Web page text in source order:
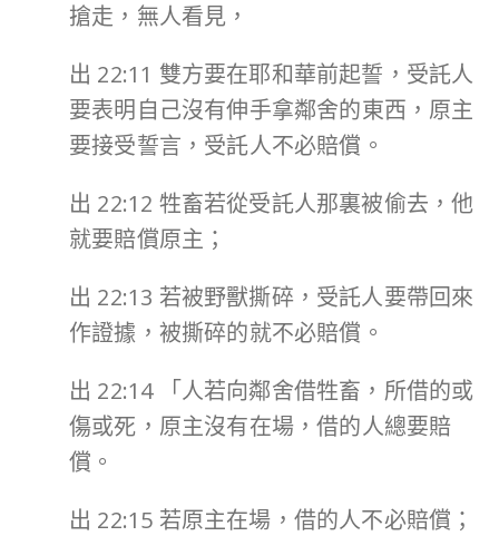
搶走，無人看見，
出 22:11 雙方要在耶和華前起誓，受託人
要表明自己沒有伸手拿鄰舍的東西，原主
要接受誓言，受託人不必賠償。
出 22:12 牲畜若從受託人那裏被偷去，他
就要賠償原主；
出 22:13 若被野獸撕碎，受託人要帶回來
作證據，被撕碎的就不必賠償。
出 22:14 「人若向鄰舍借牲畜，所借的或
傷或死，原主沒有在場，借的人總要賠
償。
出 22:15 若原主在場，借的人不必賠償；